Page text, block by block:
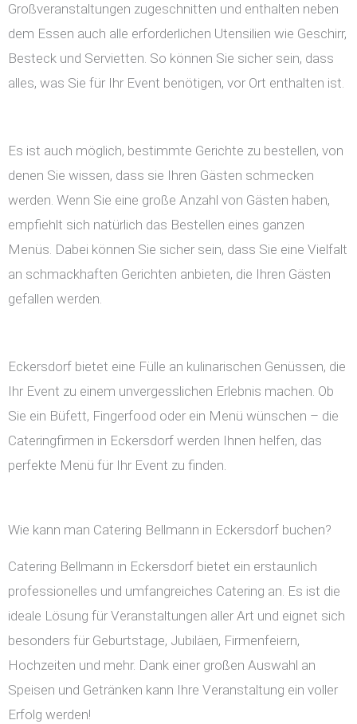
Großveranstaltungen zugeschnitten und enthalten neben
dem Essen auch alle erforderlichen Utensilien wie Geschirr,
Besteck und Servietten. So können Sie sicher sein, dass
alles, was Sie für Ihr Event benötigen, vor Ort enthalten ist.
Es ist auch möglich, bestimmte Gerichte zu bestellen, von
denen Sie wissen, dass sie Ihren Gästen schmecken
werden. Wenn Sie eine große Anzahl von Gästen haben,
empfiehlt sich natürlich das Bestellen eines ganzen
Menüs. Dabei können Sie sicher sein, dass Sie eine Vielfalt
an schmackhaften Gerichten anbieten, die Ihren Gästen
gefallen werden.
Eckersdorf bietet eine Fülle an kulinarischen Genüssen, die
Ihr Event zu einem unvergesslichen Erlebnis machen. Ob
Sie ein Büfett, Fingerfood oder ein Menü wünschen – die
Cateringfirmen in Eckersdorf werden Ihnen helfen, das
perfekte Menü für Ihr Event zu finden.
Wie kann man Catering Bellmann in Eckersdorf buchen?
Catering Bellmann in Eckersdorf bietet ein erstaunlich
professionelles und umfangreiches Catering an. Es ist die
ideale Lösung für Veranstaltungen aller Art und eignet sich
besonders für Geburtstage, Jubiläen, Firmenfeiern,
Hochzeiten und mehr. Dank einer großen Auswahl an
Speisen und Getränken kann Ihre Veranstaltung ein voller
Erfolg werden!